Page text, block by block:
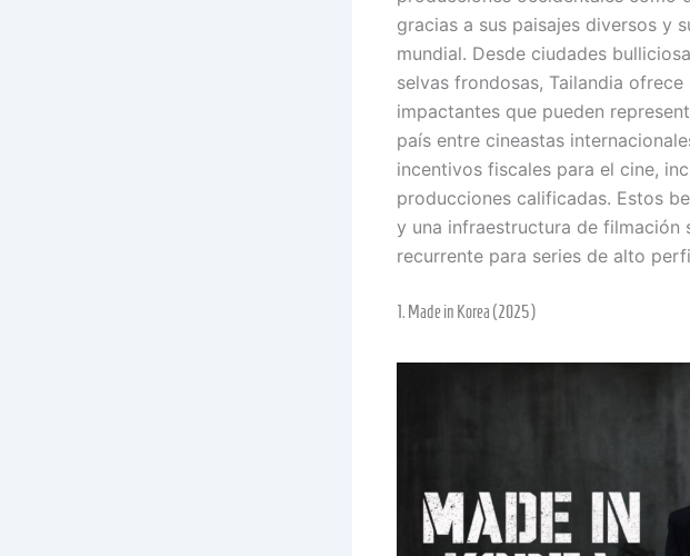
gracias a sus paisajes diversos y
mundial. Desde ciudades
selvas frondosas, Tailandia
impactantes que pueden
país entre cineastas
incentivos fiscales para el cine,
producciones calificadas. Estos
y una infraestructura de filmación
recurrente para series de alto
1. Made in Korea (2025)